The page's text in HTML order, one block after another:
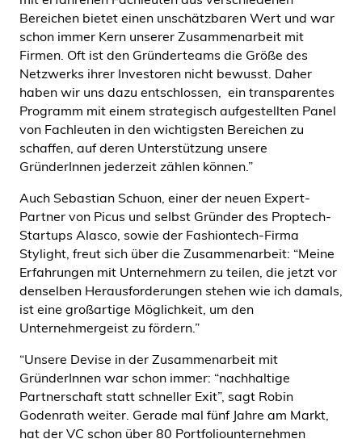
Bereichen bietet einen unschätzbaren Wert und war
schon immer Kern unserer Zusammenarbeit mit
Firmen. Oft ist den Gründerteams die Größe des
Netzwerks ihrer Investoren nicht bewusst. Daher
haben wir uns dazu entschlossen, ein transparentes
Programm mit einem strategisch aufgestellten Panel
von Fachleuten in den wichtigsten Bereichen zu
schaffen, auf deren Unterstützung unsere
GründerInnen jederzeit zählen können.”
Auch Sebastian Schuon, einer der neuen Expert-
Partner von Picus und selbst Gründer des Proptech-
Startups Alasco, sowie der Fashiontech-Firma
Stylight, freut sich über die Zusammenarbeit: “Meine
Erfahrungen mit Unternehmern zu teilen, die jetzt vor
denselben Herausforderungen stehen wie ich damals,
ist eine großartige Möglichkeit, um den
Unternehmergeist zu fördern.”
“Unsere Devise in der Zusammenarbeit mit
GründerInnen war schon immer: “nachhaltige
Partnerschaft statt schneller Exit”, sagt Robin
Godenrath weiter. Gerade mal fünf Jahre am Markt,
hat der VC schon über 80 Portfoliounternehmen